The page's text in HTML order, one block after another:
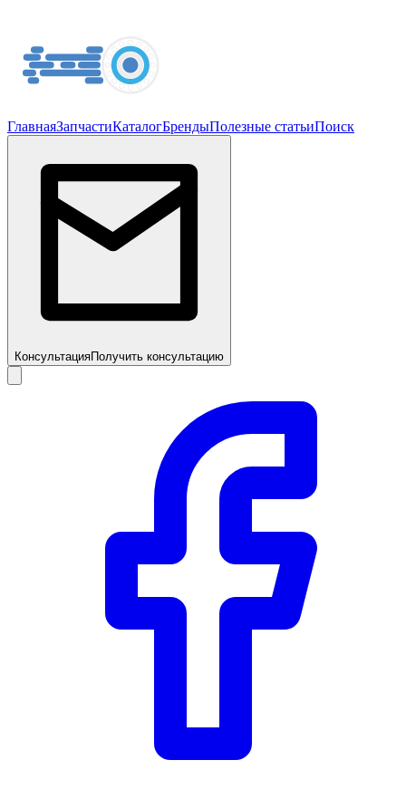
ГлавнаяЗапчастиКаталогБрендыПолезные статьиПоиск
КонсультацияПолучить консультацию